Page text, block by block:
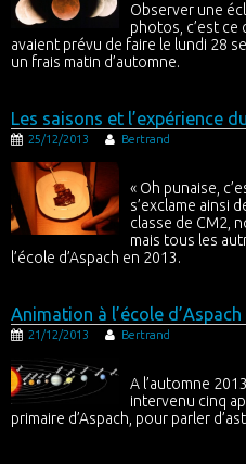
Observer une
photos, c’est ce
avaient prévu de faire le lundi 28
un frais matin d’automne.
Les saisons et l’expérience
25/12/2013 Bertrand
« Oh punaise,
s’exclame ainsi
classe de CM2,
mais tous les
l’école d’Aspach en 2013.
Animation à l’école d’Aspach
21/12/2013 Bertrand
A l’automne
intervenu cinq
primaire d’Aspach, pour parler